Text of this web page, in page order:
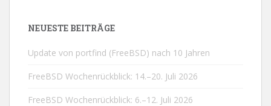
NEUESTE BEITRÄGE
Update von portfind (FreeBSD) nach 10 Jahren
FreeBSD Wochenrückblick: 14.–20. Juli 2026
FreeBSD Wochenrückblick: 6.–12. Juli 2026